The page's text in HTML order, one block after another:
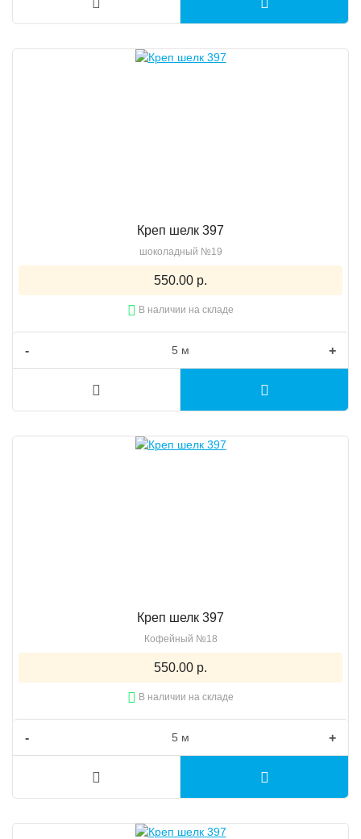
Креп шелк 397
шоколадный №19
550.00 р.
В наличии на складе
- +
Креп шелк 397
Кофейный №18
550.00 р.
В наличии на складе
- +